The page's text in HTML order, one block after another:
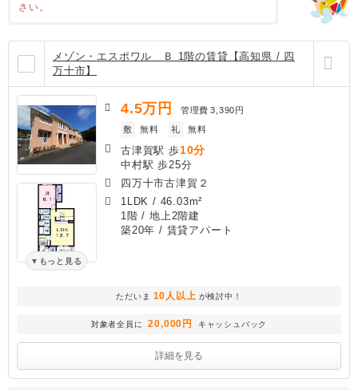
さい。
メゾン・エスポワル Ｂ 1階の賃貸【高知県 / 四
万十市】
もっと見る
4.5万円 管理費 3,390円
敷
無料 礼 無料
古津賀駅 歩10分
中村駅 歩25分
四万十市古津賀２
1LDK / 46.03m²
1階 / 地上2階建
築20年 / 賃貸アパート
ただいま 10人以上 が検討中！
対象者全員に 20,000円 キャッシュバック
詳細を見る